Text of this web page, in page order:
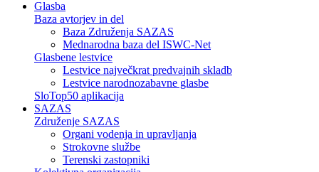
Glasba
Baza avtorjev in del
Baza Združenja SAZAS
Mednarodna baza del ISWC-Net
Glasbene lestvice
Lestvice največkrat predvajnih skladb
Lestvice narodnozabavne glasbe
SloTop50 aplikacija
SAZAS
Združenje SAZAS
Organi vodenja in upravljanja
Strokovne službe
Terenski zastopniki